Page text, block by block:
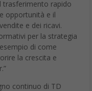
trasferimento rapido
opportunità e il
e dei ricavi.
per la strategia
di come
la crescita e
continuo di TD